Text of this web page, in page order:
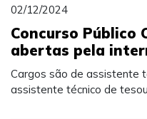
02/12/2024
Concurso Público
abertas pela
Cargos são de assistente
assistente técnico de